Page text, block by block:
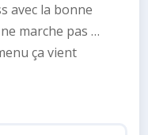
avec la bonne
marche pas …
ça vient